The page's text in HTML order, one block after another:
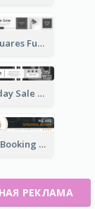
Minimal Squares Furniture Sale Leaderboard
Cyber Monday Sale Announcement Leaderboard
Restaurant Booking And Opening Leaderboard
РЕКЛАМА